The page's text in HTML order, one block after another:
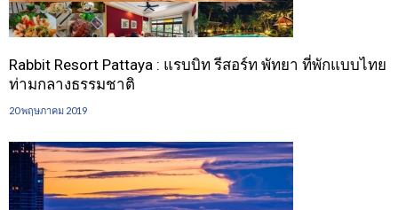
Rabbit Resort Pattaya : แรบบิท รีสอร์ท พัทยา ที่พักแบบไทย
ท่ามกลางธรรมชาติ
20 พฤษภาคม 2019